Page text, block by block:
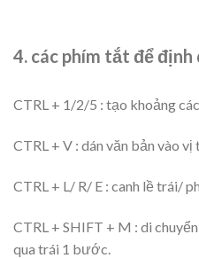
4. các phím tắt để định
CTRL + 1/2/5 : tạo khoảng
CTRL + V : dán văn bản vào
CTRL + L/ R/ E : canh lề trái/
CTRL + SHIFT + M : di
qua trái 1 bước.